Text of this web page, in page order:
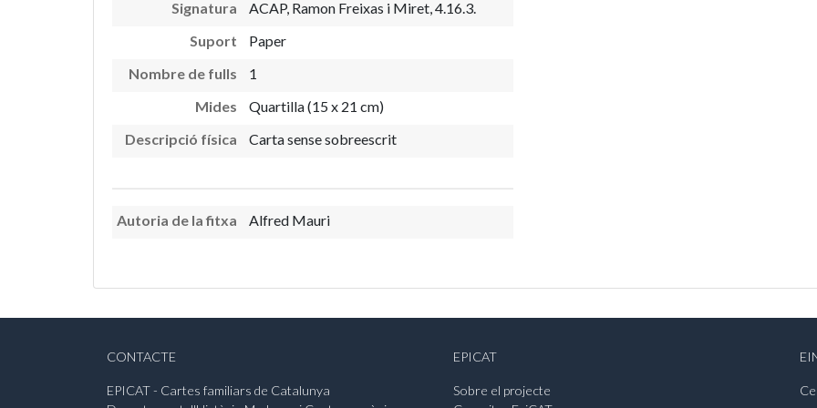
Signatura
ACAP, Ramon Freixas i Miret, 4.16.3.
Suport
Paper
Nombre de fulls
1
Mides
Quartilla (15 x 21 cm)
Descripció física
Carta sense sobreescrit
Autoria de la fitxa Alfred Mauri
CONTACTE
EPICAT - Cartes familiars de Catalunya
EPICAT
Sobre el projecte